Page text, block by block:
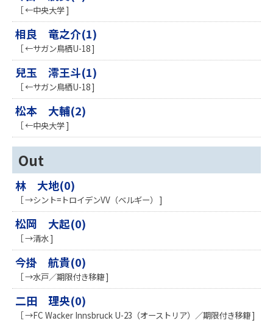
［ ←中央大学 ]
相良 竜之介(1)
［ ←サガン鳥栖U-18 ]
兒玉 澪王斗(1)
［ ←サガン鳥栖U-18 ]
松本 大輔(2)
［ ←中央大学 ]
Out
林 大地(0)
［ →シント=トロイデンVV（ベルギー） ]
松岡 大起(0)
［ →清水 ]
今掛 航貴(0)
［ →水戸／期限付き移籍 ]
二田 理央(0)
［ →FC Wacker Innsbruck U-23（オーストリア）／期限付き移籍 ]